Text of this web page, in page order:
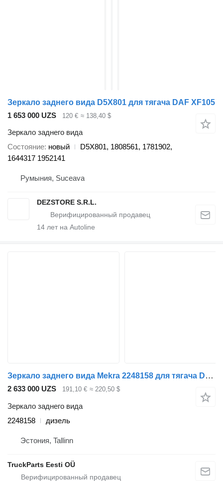
Зеркало заднего вида D5X801 для тягача DAF XF105
1 653 000 UZS
120 € ≈ 138,40 $
Зеркало заднего вида
Состояние новый
D5X801, 1808561, 1781902,
1644317 1952141
Румыния, Suceava
DEZSTORE S.R.L.
14 лет на Autoline
Зеркало заднего вида Mekra 2248158 для тягача DAF XF106 (2014-)
2 633 000 UZS 191,10 € ≈ 220,50 $
Зеркало заднего вида
2248158
дизель
Эстония, Tallinn
TruckParts Eesti OÜ